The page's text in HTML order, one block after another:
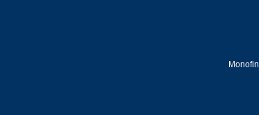
Monofin